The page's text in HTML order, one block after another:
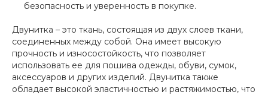
безопасность и уверенность в покупке.
Двунитка – это ткань, состоящая из двух слоев ткани,
соединенных между собой. Она имеет высокую
прочность и износостойкость, что позволяет
использовать ее для пошива одежды, обуви, сумок,
аксессуаров и других изделий. Двунитка также
обладает высокой эластичностью и растяжимостью, что